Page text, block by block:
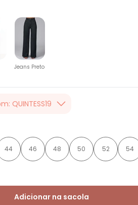
Jeans Preto
QUINTESS19
valor, usando o
toda loja Quintess,
44 46 48 50 52 54
Adicionar na sacola